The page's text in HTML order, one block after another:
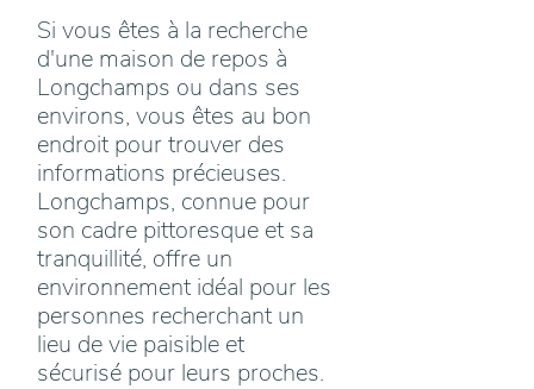
Si vous êtes à la recherche
d'une maison de repos à
Longchamps ou dans ses
environs, vous êtes au bon
endroit pour trouver des
informations précieuses.
Longchamps, connue pour
son cadre pittoresque et sa
tranquillité, offre un
environnement idéal pour les
personnes recherchant un
lieu de vie paisible et
sécurisé pour leurs proches.